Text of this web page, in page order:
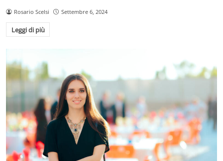
Rosario Scelsi Settembre 6, 2024
Leggi di più